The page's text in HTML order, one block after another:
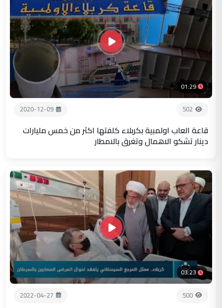
01:29
502
2020-12-09
قاعة العاب اولمبية بكربلاء كلفتها اكثر من خمس مليارات
دينار تشكو الاهمال وتغرق بالامطار
03:23
500
2022-04-27